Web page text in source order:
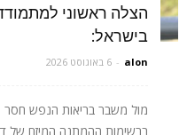
הצלה ראשוני
בישראל:
alon
- 6 באוגוסט 2026
מול משבר בריאות הנפש חסר
ברשימות ההמתנה המיזם של